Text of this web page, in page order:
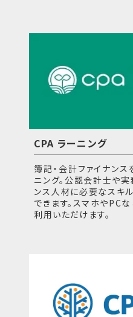
CPA ラーニング
簿記・会計ファイナン
ニング。公認会計士や
ンス人材に必要なスキ
できます。スマホやPC
利用いただけます。